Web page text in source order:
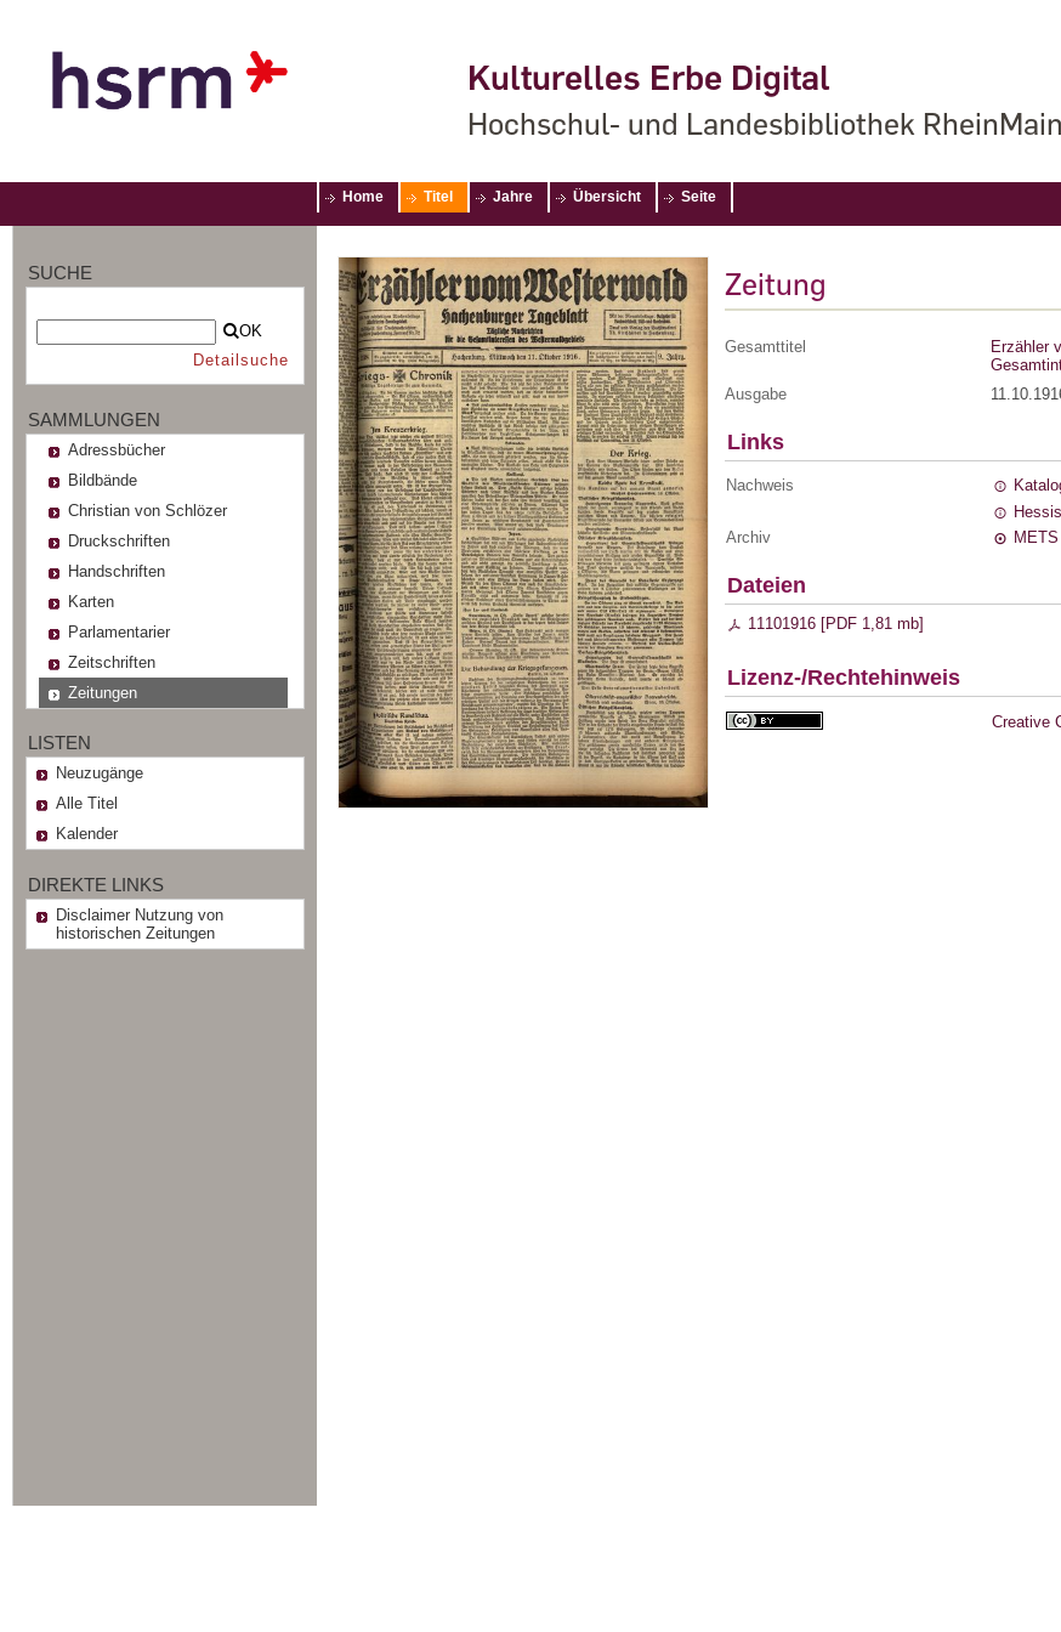
Kulturelles Erbe Digital
Hochschul- und Landesbibliothek RheinMain
Home Titel Jahre Übersicht Seite
SUCHE
OK
Detailsuche
SAMMLUNGEN
Adressbücher
Bildbände
Christian von Schlözer
Druckschriften
Handschriften
Karten
Parlamentarier
Zeitschriften
Zeitungen
LISTEN
Neuzugänge
Alle Titel
Kalender
DIREKTE LINKS
Disclaimer Nutzung von
historischen Zeitungen
Zeitung
Gesamttitel
Erzähler
Ausgabe
Links
Nachweis
Archiv
Dateien
11101916 [PDF 1,81 mb]
Lizenz-/Rechtehinweis
Creative